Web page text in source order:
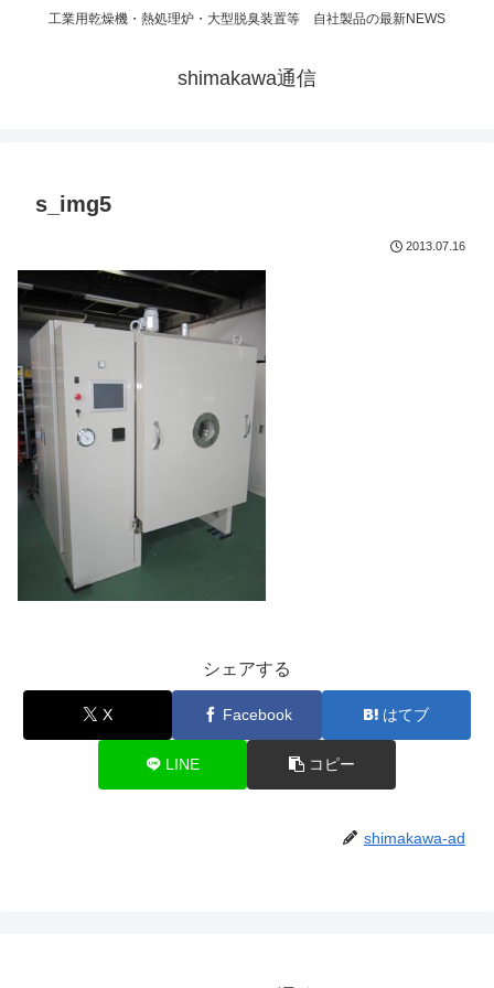
工業用乾燥機・熱処理炉・大型脱臭装置等 自社製品の最新NEWS
shimakawa通信
s_img5
2013.07.16
シェアする
X Facebook はてブ
LINE コピー
shimakawa-ad